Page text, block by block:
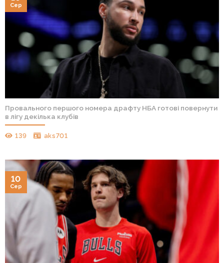
Провального першого номера драфту НБА готові повернути
в лігу декілька клубів
139 aks701
Сер
10
Сер